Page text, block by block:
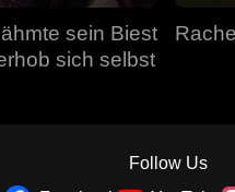
sein Biest
sich selbst
Follow Us